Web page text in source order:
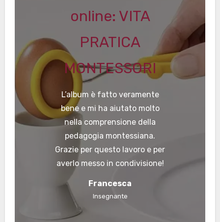
online: VITA
PRATICA
MONTESSORI
L’album è fatto veramente
bene e mi ha aiutato molto
nella comprensione della
pedagogia montessiana.
Grazie per questo lavoro e per
averlo messo in condivisione!
Francesca
Insegnante